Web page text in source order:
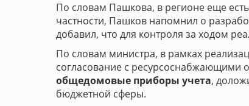
По словам Пашкова, в регионе еще
частности, Пашков напомнил о
добавил, что для контроля за ходом
По словам министра, в рамках
согласование с ресурсоснабжающими
общедомовые приборы учета,
бюджетной сферы.